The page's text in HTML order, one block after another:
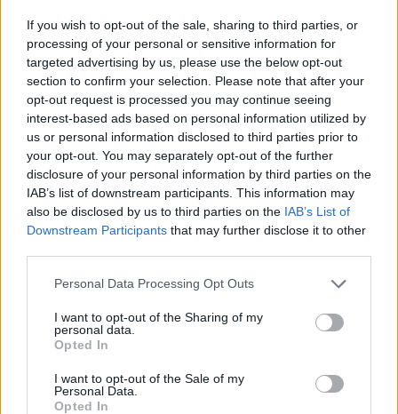
If you wish to opt-out of the sale, sharing to third parties, or
processing of your personal or sensitive information for
targeted advertising by us, please use the below opt-out
section to confirm your selection. Please note that after your
opt-out request is processed you may continue seeing
interest-based ads based on personal information utilized by
us or personal information disclosed to third parties prior to
your opt-out. You may separately opt-out of the further
disclosure of your personal information by third parties on the
IAB’s list of downstream participants. This information may
also be disclosed by us to third parties on the IAB’s List of
Downstream Participants that may further disclose it to other
Personal Data Processing Opt Outs
I want to opt-out of the Sharing of my
personal data.
Opted In
I want to opt-out of the Sale of my
Personal Data.
Opted In
moteros de otras islas y contemplar de cerca los
más de una decena modelos de motos diferentes
que se congregaron con motivo de este
aniversario. La ruta ha continuado hasta Puerto
del Rosario donde han llevado a cabo un almuerzo
en el restaurante “Las Naves”.
Asimismo, el acto principal de esta celebración
tendrá lugar este sábado noche a las 21.00 horas,
Mañana domingo 1 de mayo, continúa la ruta
motera por la isla. En esta ocasión los participantes
saldrán de Morro Jable destino Tuineje con el
objetivo de seguir disfrutando sobre las dos ruedas